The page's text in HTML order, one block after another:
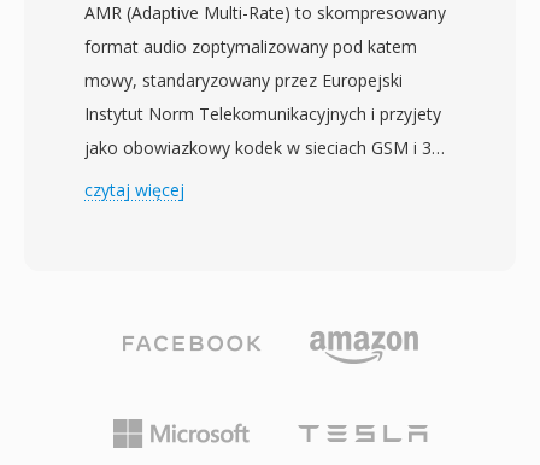
bicie z oryginalem. Shorten zyskal kulturowe
znaczenie pod koniec lat 90. jako preferowany
format do wymiany nagran z koncertow na
zywo w internecie — spolecznosci takie jak
etree.org zbudowaly cale sieci dystrybucji
wokol plikow SHN, a zespoly takie jak Grateful
skromnym sprzecie z ery Pentium. Kolejnym
atutem bylo deterministyczne wyjscie — to
bajty, co czynilo sumy kontrolne niezawodnymi
AMR (Adaptive Multi-Rate) to skompresowany
format audio zoptymalizowany pod katem
mowy, standaryzowany przez Europejski
Instytut Norm Telekomunikacyjnych i przyjety
jako obowiazkowy kodek w sieciach GSM i 3G.
Kodek dynamicznie przelacza sie miedzy
przepustowosc, wymieniaiac nieznaczna
mechanizm adaptacyjny zdefiniowany jest w
specyfikacjach 3GPP i reprezentuje jeden z
czytaj więcej